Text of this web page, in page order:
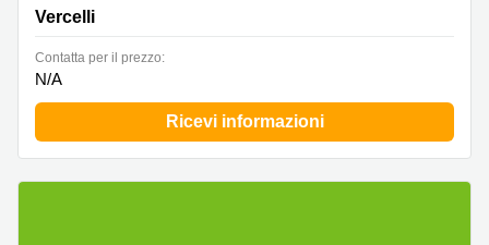
Vercelli
Сontatta per il prezzo:
N/A
Ricevi informazioni